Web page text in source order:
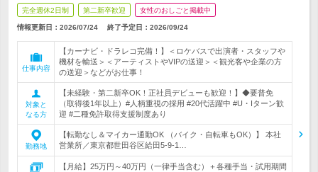
完全週休2日制 第二新卒歓迎 女性のおしごと掲載中
情報更新日：2026/07/24 終了予定日： 2026/09/24
仕事内容
【カーナビ・ドラレコ完備！】＜ロケバスで出演者・スタッフや
機材を輸送＞＜アーティストやVIPの送迎＞＜観光客や企業の方
の送迎＞などがお仕事！
対象と
なる方
【未経験・第二新卒OK！正社員デビューも歓迎！】◆要普免
（取得後1年以上）#人柄重視の採用 #20代活躍中 #U・Iターン歓
迎 #二種免許取得支援制度あり
勤務地
【転勤なし＆マイカー通勤OK （バイク・自転車もOK）】 本社
営業所／東京都世田谷区給田5-9-1…
【月給】25万円～40万円（一律手当含む）＋各種手当・試用期間